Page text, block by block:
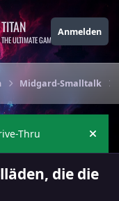
TITAN
THE ULTIMATE GAMING THEME
Anmelden
Midgard-Smalltalk
Thru
die die